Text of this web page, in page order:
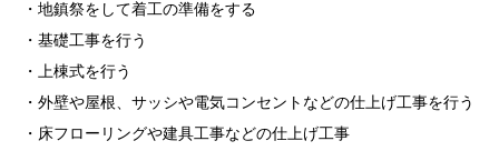
・地鎮祭をして着工の準備をする
・基礎工事を行う
・上棟式を行う
・外壁や屋根、サッシや電気コンセントなどの仕上げ工事を行う
・床フローリングや建具工事などの仕上げ工事